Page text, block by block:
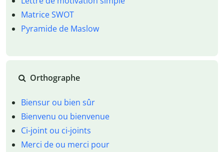
Matrice SWOT
Pyramide de Maslow
Orthographe
Biensur ou bien sûr
Bienvenu ou bienvenue
Ci-joint ou ci-joints
Merci de ou merci pour